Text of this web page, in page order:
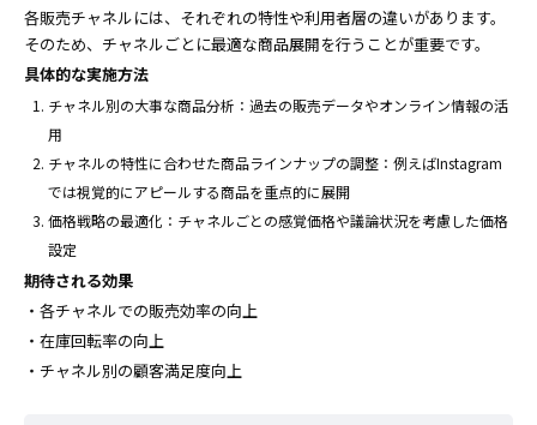
各販売チャネルには、それぞれの特性や利用者層の違いがあります。
そのため、チャネルごとに最適な商品展開を行うことが重要です。
具体的な実施方法
チャネル別の大事な商品分析：過去の販売データやオンライン情報の活
用
チャネルの特性に合わせた商品ラインナップの調整：例えばInstagram
では視覚的にアピールする商品を重点的に展開
価格戦略の最適化：チャネルごとの感覚価格や議論状況を考慮した価格
設定
期待される効果
・各チャネルでの販売効率の向上
・在庫回転率の向上
・チャネル別の顧客満足度向上